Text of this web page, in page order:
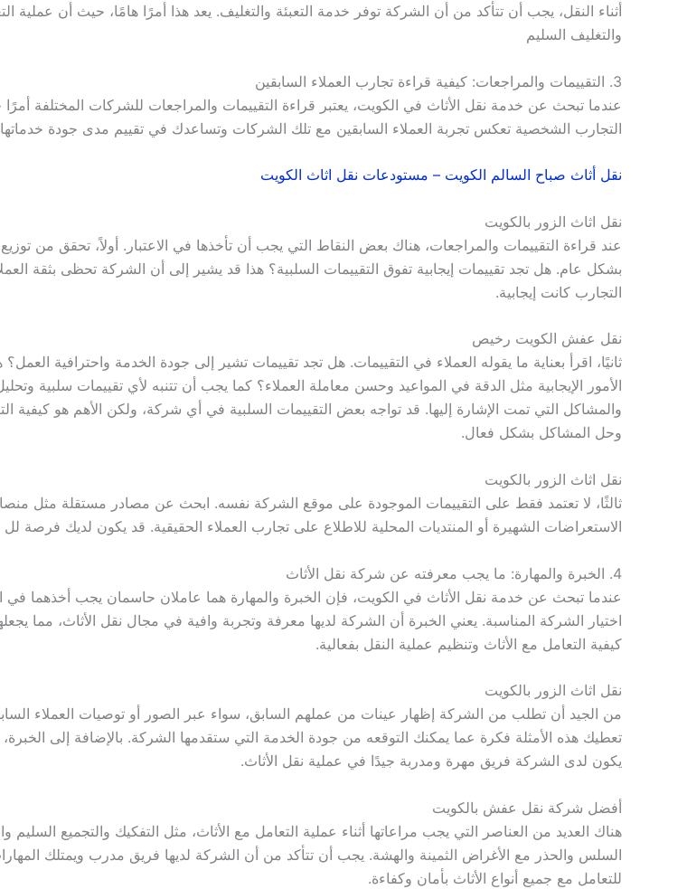
أثناء النقل، يجب أن تتأكد من أن الشركة توفر خدمة التعبئة والتغليف. يعد هذا أمرًا هامًا، حيث أن عملية
والتغليف السليم
3. التقييمات والمراجعات: كيفية قراءة تجارب العملاء السابقين
عندما تبحث عن خدمة نقل الأثاث في الكويت، يعتبر قراءة التقييمات والمراجعات للشركات المختلفة أمرًا
التجارب الشخصية تعكس تجربة العملاء السابقين مع تلك الشركات وتساعدك في تقييم مدى جودة خدماتها
نقل أثاث صباح السالم الكويت – مستودعات نقل اثاث الكويت
نقل اثاث الزور بالكويت
عند قراءة التقييمات والمراجعات، هناك بعض النقاط التي يجب أن تأخذها في الاعتبار. أولاً، تحقق من توزيع
بشكل عام. هل تجد تقييمات إيجابية تفوق التقييمات السلبية؟ هذا قد يشير إلى أن الشركة تحظى بثقة
التجارب كانت إيجابية.
نقل عفش الكويت رخيص
ثانيًا، اقرأ بعناية ما يقوله العملاء في التقييمات. هل تجد تقييمات تشير إلى جودة الخدمة واحترافية
الأمور الإيجابية مثل الدقة في المواعيد وحسن معاملة العملاء؟ كما يجب أن تتنبه لأي تقييمات سلبية
والمشاكل التي تمت الإشارة إليها. قد تواجه بعض التقييمات السلبية في أي شركة، ولكن الأهم هو كيفية
وحل المشاكل بشكل فعال.
نقل اثاث الزور بالكويت
ثالثًا، لا تعتمد فقط على التقييمات الموجودة على موقع الشركة نفسه. ابحث عن مصادر مستقلة مثل
الاستعراضات الشهيرة أو المنتديات المحلية للاطلاع على تجارب العملاء الحقيقية. قد يكون لديك فرصة لل
4. الخبرة والمهارة: ما يجب معرفته عن شركة نقل الأثاث
عندما تبحث عن خدمة نقل الأثاث في الكويت، فإن الخبرة والمهارة هما عاملان حاسمان يجب أخذهما في
اختيار الشركة المناسبة. يعني الخبرة أن الشركة لديها معرفة وتجربة وافية في مجال نقل الأثاث، مما
كيفية التعامل مع الأثاث وتنظيم عملية النقل بفعالية.
نقل اثاث الزور بالكويت
من الجيد أن تطلب من الشركة إظهار عينات من عملهم السابق، سواء عبر الصور أو توصيات العملاء
تعطيك هذه الأمثلة فكرة عما يمكنك التوقعه من جودة الخدمة التي ستقدمها الشركة. بالإضافة إلى
يكون لدى الشركة فريق مهرة ومدربة جيدًا في عملية نقل الأثاث.
أفضل شركة نقل عفش بالكويت
هناك العديد من العناصر التي يجب مراعاتها أثناء عملية التعامل مع الأثاث، مثل التفكيك والتجميع السليم
السلس والحذر مع الأغراض الثمينة والهشة. يجب أن تتأكد من أن الشركة لديها فريق مدرب ويمتلك
للتعامل مع جميع أنواع الأثاث بأمان وكفاءة.